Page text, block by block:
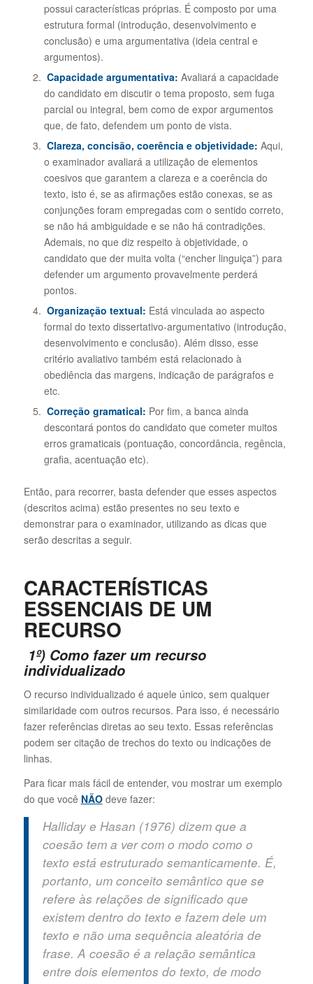
possui características próprias. É composto por uma
estrutura formal (introdução, desenvolvimento e
conclusão) e uma argumentativa (ideia central e
argumentos).
Capacidade argumentativa: Avaliará a capacidade
do candidato em discutir o tema proposto, sem fuga
parcial ou integral, bem como de expor argumentos
que, de fato, defendem um ponto de vista.
Clareza, concisão, coerência e objetividade: Aqui,
o examinador avaliará a utilização de elementos
coesivos que garantem a clareza e a coerência do
texto, isto é, se as afirmações estão conexas, se as
conjunções foram empregadas com o sentido correto,
se não há ambiguidade e se não há contradições.
Ademais, no que diz respeito à objetividade, o
candidato que der muita volta (“encher linguiça”) para
defender um argumento provavelmente perderá
pontos.
Organização textual: Está vinculada ao aspecto
formal do texto dissertativo-argumentativo (introdução,
desenvolvimento e conclusão). Além disso, esse
critério avaliativo também está relacionado à
obediência das margens, indicação de parágrafos e
etc.
Correção gramatical: Por fim, a banca ainda
descontará pontos do candidato que cometer muitos
erros gramaticais (pontuação, concordância, regência,
grafia, acentuação etc).
Então, para recorrer, basta defender que esses aspectos
(descritos acima) estão presentes no seu texto e
demonstrar para o examinador, utilizando as dicas que
serão descritas a seguir.
CARACTERÍSTICAS
ESSENCIAIS DE UM
RECURSO
1º) Como fazer um recurso
individualizado
O recurso individualizado é aquele único, sem qualquer
similaridade com outros recursos. Para isso, é necessário
fazer referências diretas ao seu texto. Essas referências
podem ser citação de trechos do texto ou indicações de
linhas.
Para ficar mais fácil de entender, vou mostrar um exemplo
do que você NÃOdeve fazer:
Halliday e Hasan (1976) dizem que a
coesão tem a ver com o modo como o
texto está estruturado semanticamente. É,
portanto, um conceito semântico que se
refere às relações de significado que
existem dentro do texto e fazem dele um
texto e não uma sequência aleatória de
frase. A coesão é a relação semântica
entre dois elementos do texto, de modo